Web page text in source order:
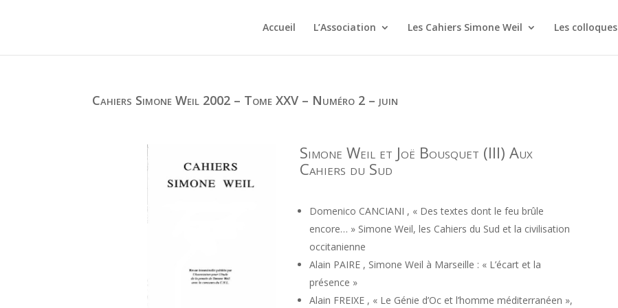
Accueil L’Association Les Cahiers Simone Weil Les colloques
Cahiers Simone Weil 2002 – Tome XXV – Numéro 2 – juin
Simone Weil et Joë Bousquet (III) Aux
Cahiers du Sud
Domenico CANCIANI , « Des textes dont le feu brûle
encore… » Simone Weil, les Cahiers du Sud et la civilisation
occitanienne
Alain PAIRE , Simone Weil à Marseille : « L’écart et la
présence »
Alain FREIXE , « Le Génie d’Oc et l’homme méditerranéen »,